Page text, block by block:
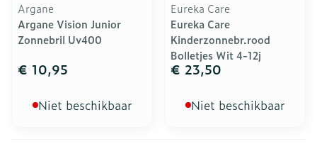
Argane
Argane Vision Junior
Zonnebril Uv400
€ 10,95
Niet beschikbaar
Eureka Care
Eureka Care
Kinderzonnebr.rood
Bolletjes Wit 4-12j
€ 23,50
Niet beschikbaar